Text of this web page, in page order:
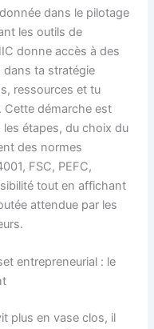
dans le pilotage
les outils de
donne accès à des
dans ta stratégie
ressources et tu
Cette démarche est
les étapes, du choix du
des normes
FSC, PEFC,
tout en affichant
attendue par les
entrepreneurial : le
plus en vase clos, il